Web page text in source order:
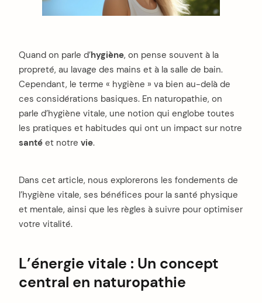
Quand on parle d’hygiène, on pense souvent à la
propreté, au lavage des mains et à la salle de bain.
Cependant, le terme « hygiène » va bien au-delà de
ces considérations basiques. En naturopathie, on
parle d’hygiène vitale, une notion qui englobe toutes
les pratiques et habitudes qui ont un impact sur notre
santé et notre vie.
Dans cet article, nous explorerons les fondements de
l’hygiène vitale, ses bénéfices pour la santé physique
et mentale, ainsi que les règles à suivre pour optimiser
votre vitalité.
L’énergie vitale : Un concept
central en naturopathie